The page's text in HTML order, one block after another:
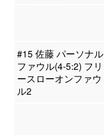
#15 佐藤 パーソナル
ファウル(4-5:2) フリ
ースローオンファウ
ル2